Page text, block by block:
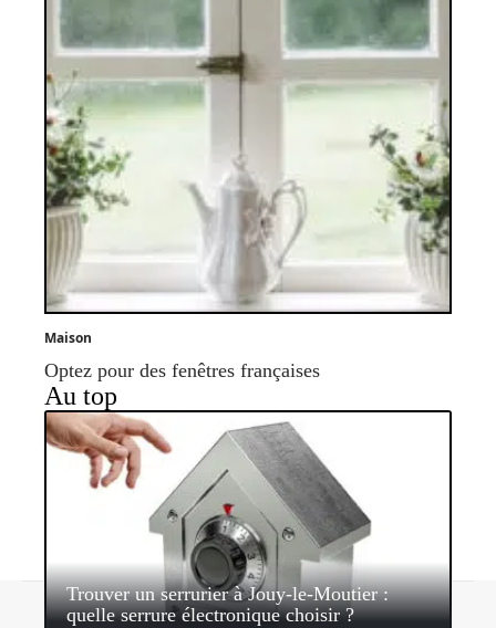
Maison
Optez pour des fenêtres françaises
Au top
Trouver un serrurier à Jouy-le-Moutier :
quelle serrure électronique choisir ?
Contact Mentions légales Sitemap